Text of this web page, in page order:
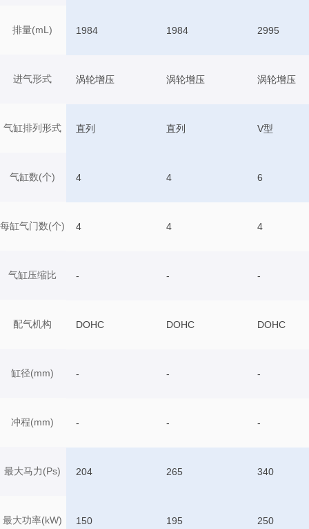
排量(mL)
进气形式
气缸排列形式
气缸数(个)
每缸气门数(个)
气缸压缩比
配气机构
缸径(mm)
冲程(mm)
最大马力(Ps)
最大功率(kW)
1984 1984 2995
涡轮增压 涡轮增压 涡轮增压
直列 直列 V型
4 4 6
4 4 4
- - -
DOHC DOHC DOHC
- - -
- - -
204 265 340
150 195 250